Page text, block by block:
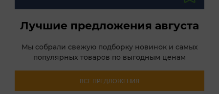
Лучшие предложения августа
Мы собрали свежую подборку новинок и самых
популярных товаров по выгодным ценам
ВСЕ ПРЕДЛОЖЕНИЯ